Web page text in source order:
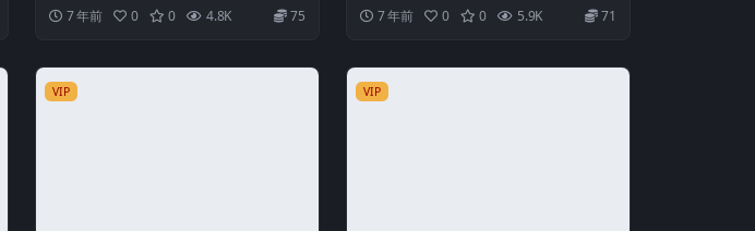
源名称」：轻兰映画 ...
7 年前 0 0 4.8K 75
名称」：轻兰映画 Gr...
7 年前 0 0 5.9K 71
VIP VIP